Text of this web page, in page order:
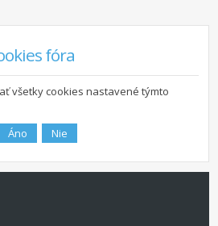
fóra
všetky cookies nastavené týmto